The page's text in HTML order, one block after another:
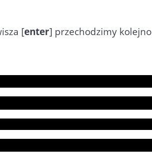
[enter] przechodzimy kolejno